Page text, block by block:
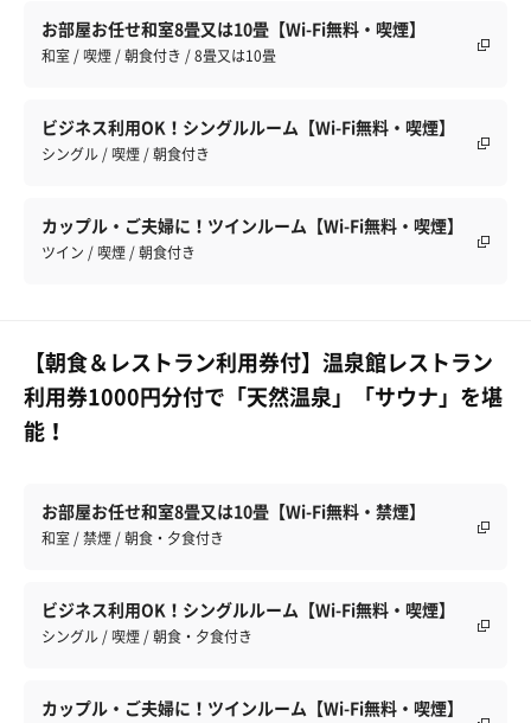
お部屋お任せ和室8畳又は10畳【Wi-Fi無料・喫煙】
和室 / 喫煙 / 朝食付き / 8畳又は10畳
ビジネス利用OK！シングルルーム【Wi-Fi無料・喫煙】
シングル / 喫煙 / 朝食付き
カップル・ご夫婦に！ツインルーム【Wi-Fi無料・喫煙】
ツイン / 喫煙 / 朝食付き
【朝食＆レストラン利用券付】温泉館レストラン
利用券1000円分付で「天然温泉」「サウナ」を堪
能！
お部屋お任せ和室8畳又は10畳【Wi-Fi無料・禁煙】
和室 / 禁煙 / 朝食・夕食付き
ビジネス利用OK！シングルルーム【Wi-Fi無料・喫煙】
シングル / 喫煙 / 朝食・夕食付き
カップル・ご夫婦に！ツインルーム【Wi-Fi無料・喫煙】